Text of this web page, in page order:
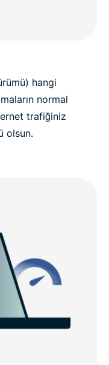
hangi
normal
trafiğiniz
olsun.